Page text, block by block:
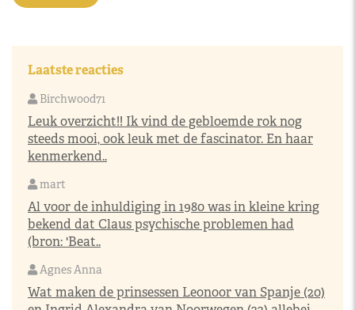
Laatste reacties
Birchwood71
Leuk overzicht!! Ik vind de gebloemde rok nog
steeds mooi, ook leuk met de fascinator. En haar
kenmerkend..
mart
Al voor de inhuldiging in 1980 was in kleine kring
bekend dat Claus psychische problemen had
(bron: 'Beat..
Agnes Anna
Wat maken de prinsessen Leonoor van Spanje (20)